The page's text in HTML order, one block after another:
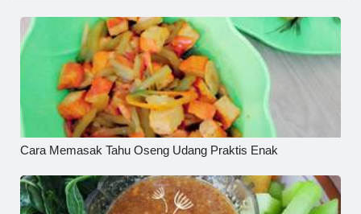
Cara Memasak Tahu Oseng Udang Praktis Enak